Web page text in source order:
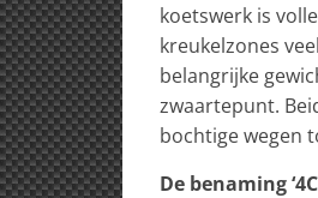
koetswerk is
kreukelzones
belangrijke
zwaartepunt.
bochtige wegen
De benaming